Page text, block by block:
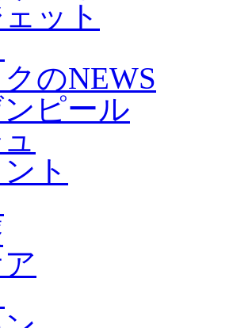
ット
のNEWS
ピール
ト